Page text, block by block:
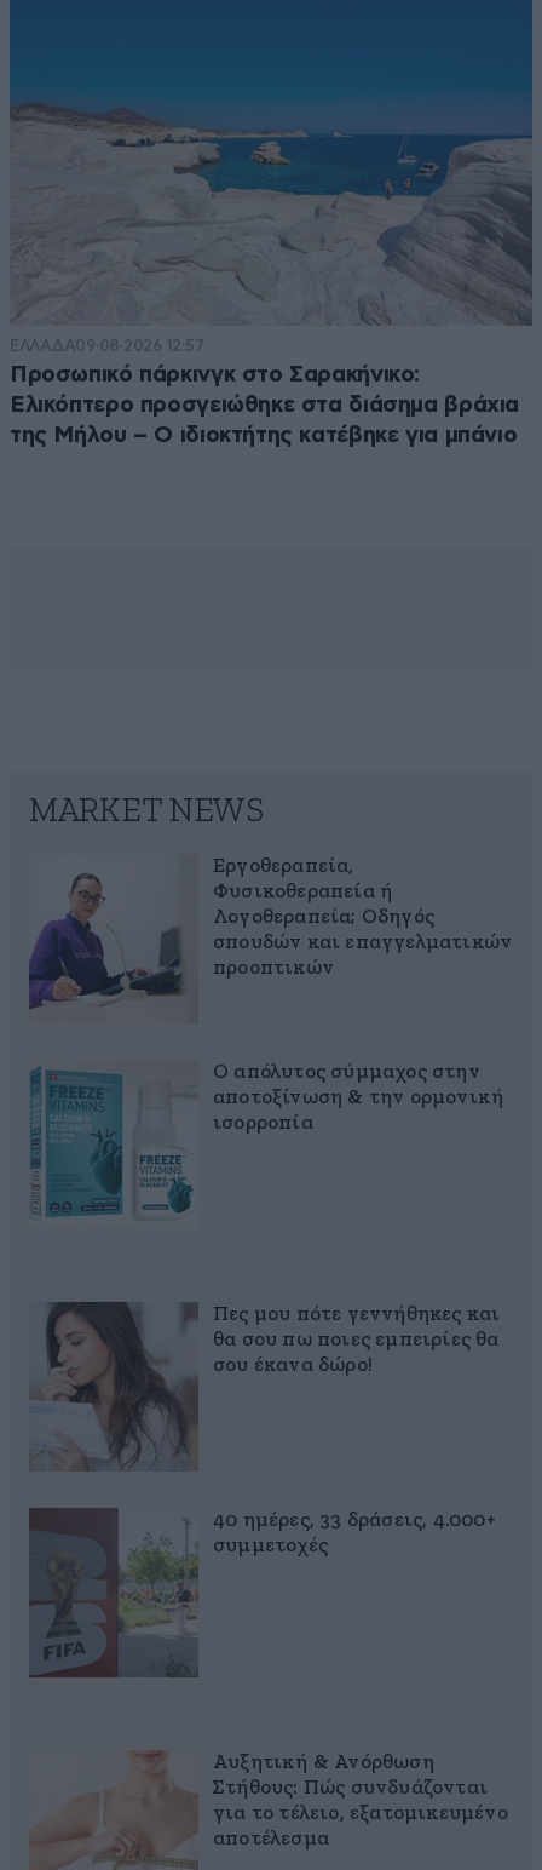
ΕΛΛΑΔΑ09·08·2026 12:57
Προσωπικό πάρκινγκ στο Σαρακήνικο:
Ελικόπτερο προσγειώθηκε στα διάσημα βράχια
της Μήλου – Ο ιδιοκτήτης κατέβηκε για μπάνιο
MARKET NEWS
Εργοθεραπεία,
Φυσικοθεραπεία ή
Λογοθεραπεία; Οδηγός
σπουδών και επαγγελματικών
προοπτικών
Ο απόλυτος σύμμαχος στην
αποτοξίνωση & την ορμονική
ισορροπία
Πες μου πότε γεννήθηκες και
θα σου πω ποιες εμπειρίες θα
σου έκανα δώρο!
40 ημέρες, 33 δράσεις, 4.000+
συμμετοχές
Αυξητική & Ανόρθωση
Στήθους: Πώς συνδυάζονται
για το τέλειο, εξατομικευμένο
αποτέλεσμα